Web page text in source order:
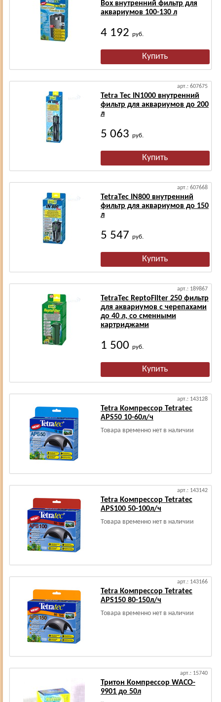
Box внутренний фильтр для
аквариумов 100-130 л
4 192 руб.
арт.: 607675
Tetra Tec IN1000 внутренний
фильтр для аквариумов до 200
л
5 063 руб.
арт.: 607668
TetraTec IN800 внутренний
фильтр для аквариумов до 150
л
5 547 руб.
арт.: 189867
TetraTec ReptoFilter 250 фильтр
для аквариумов с черепахами
до 40 л, со сменными
картриджами
1 500 руб.
арт.: 143128
Tetra Компрессор Tetratec
APS50 10-60л/ч
Товара временно нет в наличии
арт.: 143142
Tetra Компрессор Tetratec
APS100 50-100л/ч
Товара временно нет в наличии
арт.: 143166
Tetra Компрессор Tetratec
APS150 80-150л/ч
Товара временно нет в наличии
арт.: 15740
Тритон Компрессор WACO-
9901 до 50л